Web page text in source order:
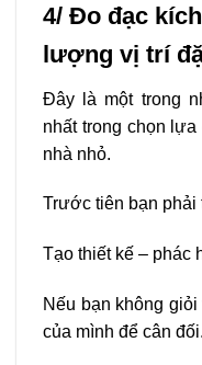
4/ Đo đạc
lượng vị trí
Đây là một trong
nhất trong chọn
nhà nhỏ.
Trước tiên bạn phải
Tạo thiết kế – phác
Nếu bạn không
của mình để cân đối.